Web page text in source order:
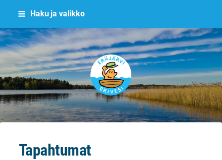
Siirry
sisältöön
Haku ja valikko
Eräjärvi
Tapahtumat